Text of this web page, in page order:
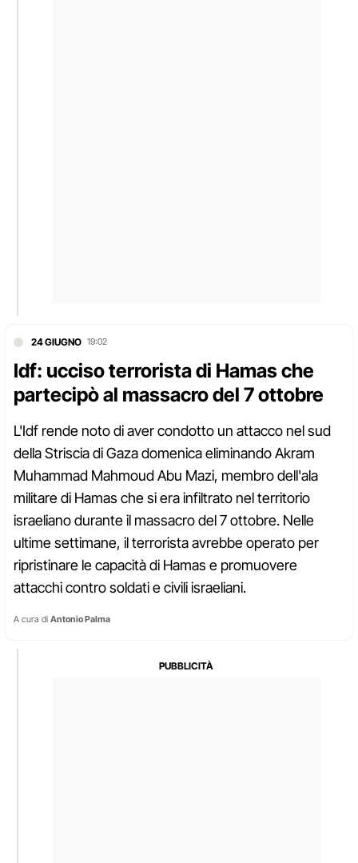
24 GIUGNO 19:02
Idf: ucciso terrorista di Hamas che
partecipò al massacro del 7 ottobre
L'Idf rende noto di aver condotto un attacco nel sud
della Striscia di Gaza domenica eliminando Akram
Muhammad Mahmoud Abu Mazi, membro dell'ala
militare di Hamas che si era infiltrato nel territorio
israeliano durante il massacro del 7 ottobre. Nelle
ultime settimane, il terrorista avrebbe operato per
ripristinare le capacità di Hamas e promuovere
attacchi contro soldati e civili israeliani.
A cura di Antonio Palma